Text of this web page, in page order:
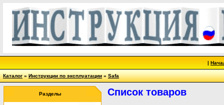
|
Каталог»Инструкции по эксплуатации»Safa
Разделы Список товаров